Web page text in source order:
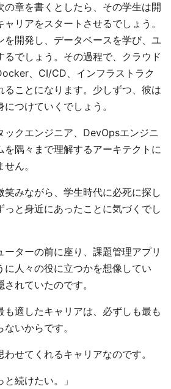
の章を書くとしたら、その学生は開
リアをスタートさせるでしょう。
を開発し、データベースを学び、ユ
るでしょう。その過程で、クラウド
、CI/CD、インフラストラク
ることになります。少しずつ、彼は
つけていくでしょう。
ックエンジニア、DevOpsエンジニ
を隅々まで理解するアーキテクトに
ん。
笑みながら、学生時代に必死に探し
っと身近にあったことに気づくでし
ーターの前に座り、課題管理アプリ
に人々の役に立つかを想像してい
れていたのです。
も適したキャリアは、必ずしも最も
いからです。
せてくれるキャリアなのです。
と続けたい。」